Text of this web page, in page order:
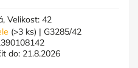
Velikost: 42
(>3 ks) | G3285/42
do: 21.8.2026